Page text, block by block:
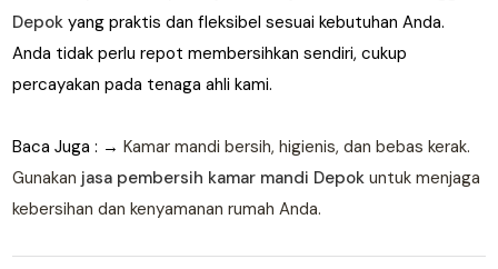
Depok yang praktis dan fleksibel sesuai kebutuhan Anda.
Anda tidak perlu repot membersihkan sendiri, cukup
percayakan pada tenaga ahli kami.
Baca Juga : →Kamar mandi bersih, higienis, dan bebas kerak.
Gunakan jasa pembersih kamar mandi Depok untuk menjaga
kebersihan dan kenyamanan rumah Anda.